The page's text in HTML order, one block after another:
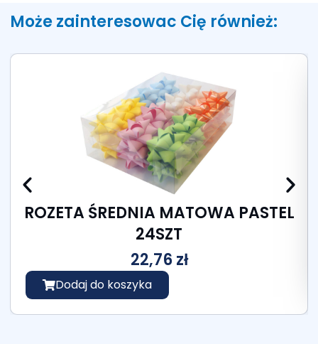
12SZT
Może zainteresowac Cię również:
ROZETA ŚREDNIA MATOWA PASTEL
24SZT
22,76zł
Dodaj do koszyka